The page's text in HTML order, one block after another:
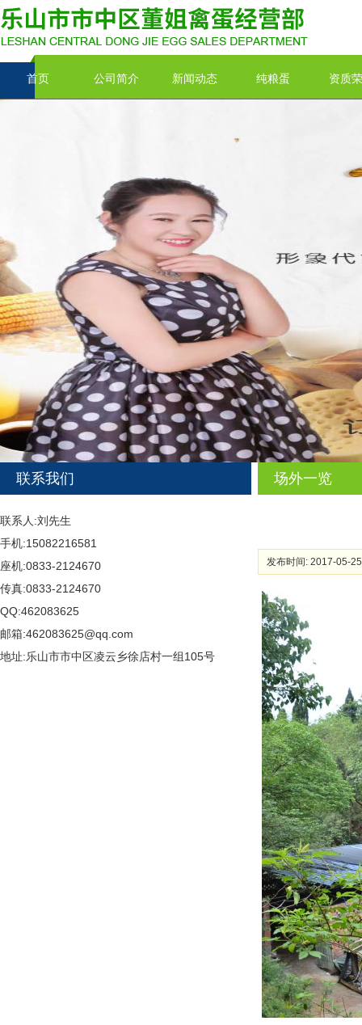
首页 公司简介 新闻动态 纯粮蛋 资质
联系我们
联系人:刘先生
手机:15082216581
座机:0833-2124670
传真:0833-2124670
QQ:462083625
邮箱:462083625@qq.com
地址:乐山市市中区凌云乡徐店村一组105号
场外一览
发布时间: 2017-05-